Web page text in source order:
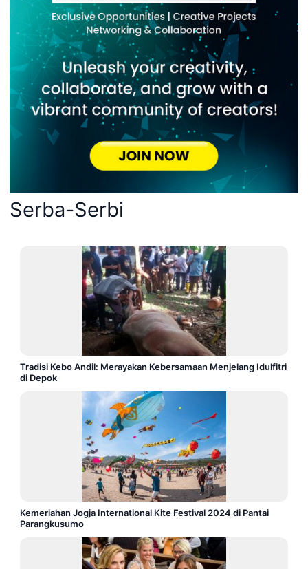
Serba-Serbi
Tradisi Kebo Andil: Merayakan Kebersamaan Menjelang Idulfitri
di Depok
Kemeriahan Jogja International Kite Festival 2024 di Pantai
Parangkusumo